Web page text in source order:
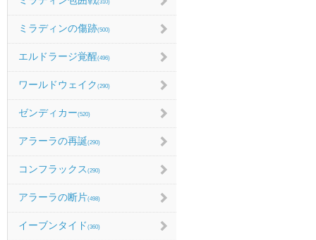
(310)
ミラディンの傷跡(500)
エルドラージ覚醒(496)
ワールドウェイク (290)
ゼンディカー(520)
アラーラの再誕(290)
コンフラックス (290)
アラーラの断片(498)
イーブンタイド (360)